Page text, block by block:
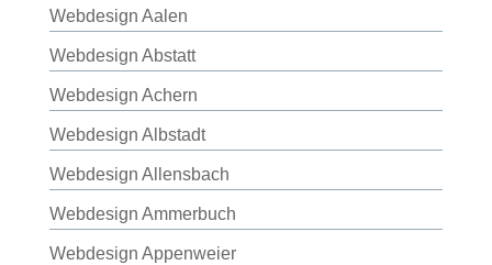
Webdesign Aalen
Webdesign Abstatt
Webdesign Achern
Webdesign Albstadt
Webdesign Allensbach
Webdesign Ammerbuch
Webdesign Appenweier